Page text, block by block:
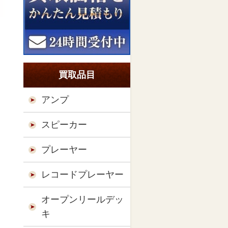
買取品目
アンプ
スピーカー
プレーヤー
レコードプレーヤー
オープンリールデッ
キ